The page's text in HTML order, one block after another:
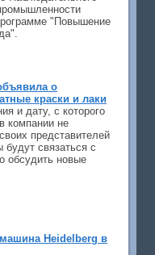
"Повышение
о
краски и лаки
и дату, с которого
компании не
представителей
связаться с
обсудить новые
Heidelberg в